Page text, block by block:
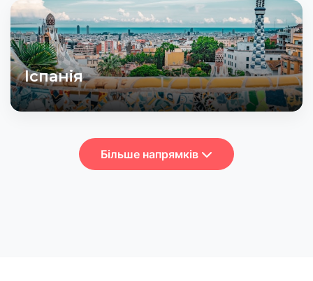
Іспанія
Більше напрямків